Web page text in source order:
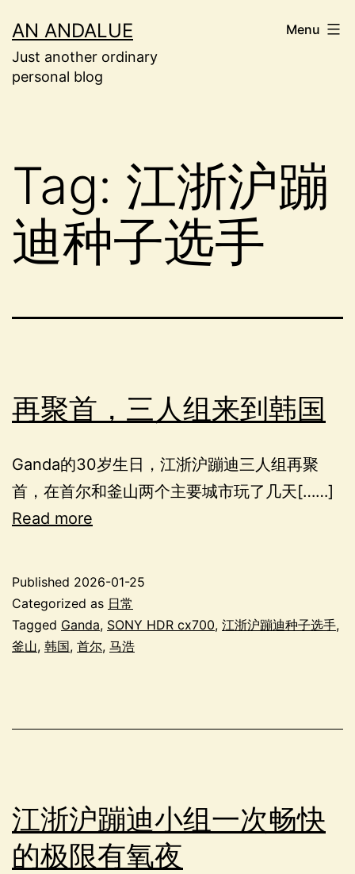
to
content
AN ANDALUE
Just another ordinary
personal blog
Menu
Tag: 江浙沪蹦
迪种子选手
再聚首，三人组来到韩国
Ganda的30岁生日，江浙沪蹦迪三人组再聚
首，在首尔和釜山两个主要城市玩了几天[……]
Read more
Published 2026-01-25
Categorized as 日常
Tagged Ganda, SONY HDR cx700, 江浙沪蹦迪种子选手,
釜山, 韩国, 首尔, 马浩
江浙沪蹦迪小组一次畅快
的极限有氧夜